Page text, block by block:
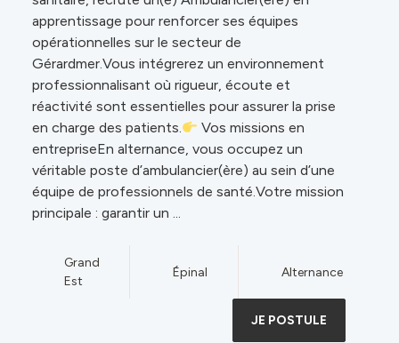
apprentissage pour renforcer ses équipes
opérationnelles sur le secteur de
Gérardmer.Vous intégrerez un environnement
professionnalisant où rigueur, écoute et
réactivité sont essentielles pour assurer la prise
en charge des patients.
Vos missions en
entrepriseEn alternance, vous occupez un
véritable poste d’ambulancier(ère) au sein d’une
équipe de professionnels de santé.Votre mission
principale : garantir un ...
Grand
Est
Épinal Alternance
JE POSTULE